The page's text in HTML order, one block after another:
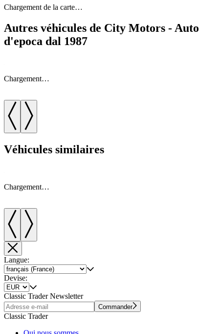
Chargement de la carte…
Autres véhicules de City Motors - Auto
d'epoca dal 1987
Chargement…
Véhicules similaires
Chargement…
Langue:
Devise:
Classic Trader Newsletter
Commander
Classic Trader